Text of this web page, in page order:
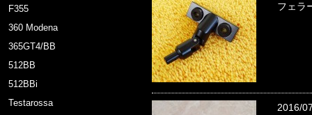
F355
360 Modena
365GT4/BB
512BB
512BBi
Testarossa
フェラ
2016/